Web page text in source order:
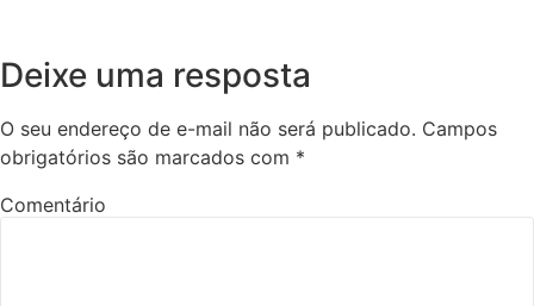
Deixe uma resposta
O seu endereço de e-mail não será publicado. Campos
obrigatórios são marcados com *
Comentário